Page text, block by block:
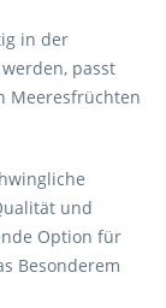
in der
passt
Meeresfrüchten
und
Option für
Besonderem